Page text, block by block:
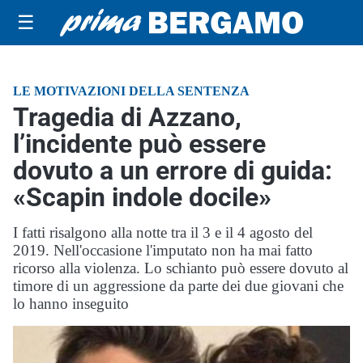
☰
LE MOTIVAZIONI DELLA SENTENZA
Tragedia di Azzano,
l’incidente può essere
dovuto a un errore di guida:
«Scapin indole docile»
I fatti risalgono alla notte tra il 3 e il 4 agosto del
2019. Nell'occasione l'imputato non ha mai fatto
ricorso alla violenza. Lo schianto può essere dovuto al
timore di un aggressione da parte dei due giovani che
lo hanno inseguito